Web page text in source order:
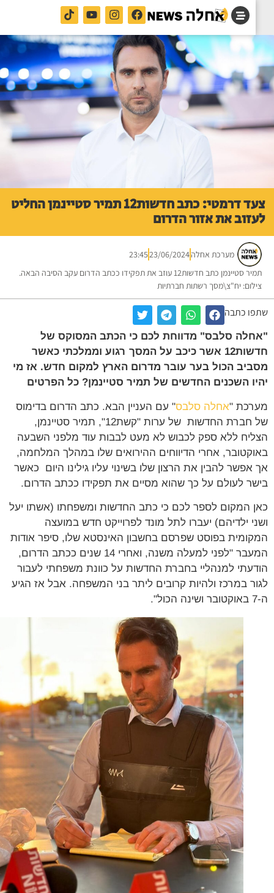
צעד דרמטי: כתב חדשות12 תמיר סטיינמן החליט
את אזור הדרום
מערכת אחלה 23/06/2024
23:45
תמיר סטיינמן כתב חדשות12 עוזב את תפקידו ככתב הדרום עקב הסיבה הבאה.
יח"צ\מסך רשתות חברתיות
כתבה
סלבס" מדווחת לכם כי הכתב המסוקס של
חדשות12 אשר כיכב על המסך רגוע וממלכתי כאשר
הכול בער עובר מדרום הארץ למקום חדש. אז מי
השכנים החדשים של תמיר סטיינמן? כל הפרטים
"אחלה סלבס" עם העניין הבא. כתב הדרום בדימוס
של חברת החדשות של ערות "קשת12", תמיר סטיינמן,
ללא ספק לכבוש לא מעט לבבות עוד מלפני השבעה
אחרי הדיווחים ההירואים שלו במהלך המלחמה,
להבין את הרצון שלו בשינוי עליו גילינו היום כאשר
לעולם על כך שהוא מסיים את תפקידו ככתב הדרום.
המקום לספר לכם כי כתב החדשות ומשפחתו (אשתו יעל
ילדיהם) יעברו לתל מונד לפרוייקט חדש במועצה
בפוסט שפרסם בחשבון האינסטא שלו, סיפר אודות
המעבר "לפני למעלה משנה, ואחרי 14 שנים ככתב הדרום,
למנהליי בחברת החדשות על כוונת משפחתי לעבור
במרכז ולהיות קרובים ליתר בני המשפחה. אבל אז הגיע